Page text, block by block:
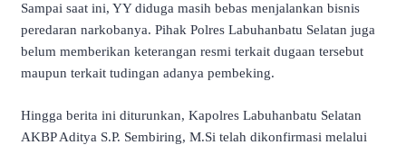
Sampai saat ini, YY diduga masih bebas menjalankan bisnis
peredaran narkobanya. Pihak Polres Labuhanbatu Selatan juga
belum memberikan keterangan resmi terkait dugaan tersebut
maupun terkait tudingan adanya pembeking.
Hingga berita ini diturunkan, Kapolres Labuhanbatu Selatan
AKBP Aditya S.P. Sembiring, M.Si telah dikonfirmasi melalui